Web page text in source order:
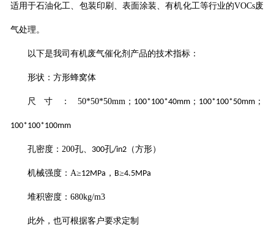
适用于石油化工、包装印刷、表面涂装、有机化工等行业的VOCs废
气处理。
以下是我司 有机废气催化剂 产品的技术指标：
形状：方形蜂窝体
尺寸：50*50*50mm ； 100*100*40mm ； 100*100*50mm ；
100*100*100mm
孔密度： 200孔、 300孔/in2（方形）
机械强度： A≥12MPa ， B≥4.5MPa
堆积密度： 680kg/m3
此外，也可根据客户要求定制